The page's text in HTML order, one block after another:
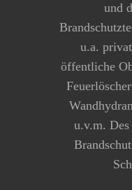
und
u.a.
öffentliche
u.v.m.